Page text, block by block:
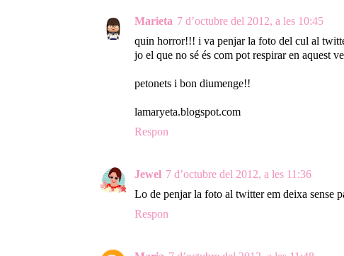
Marieta 7 d’octubre del 2012, a les 10:45
quin horror!!! i va penjar la foto del cul al
jo el que no sé és com pot respirar en aquest
petonets i bon diumenge!!
lamaryeta.blogspot.com
Respon
Jewel 7 d’octubre del 2012, a les 11:36
Lo de penjar la foto al twitter em deixa sense
Respon